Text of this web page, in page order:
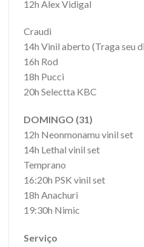
12h Alex Vidigal
Craudi
14h Vinil aberto (Traga seu
16h Rod
18h Pucci
20h Selectta KBC
DOMINGO (31)
12h Neonmonamu vinil set
14h Lethal vinil set
Temprano
16:20h PSK vinil set
18h Anachuri
19:30h Nimic
Serviço